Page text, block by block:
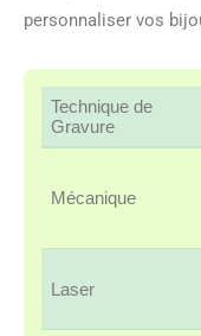
personnaliser vos
Technique de
Gravure
Mécanique
Laser